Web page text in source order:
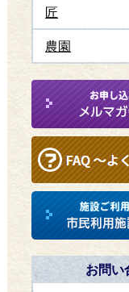
匠
農園
お問い